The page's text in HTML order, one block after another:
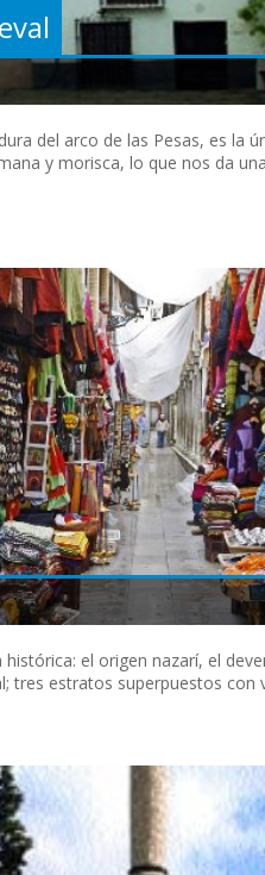
del arco de las Pesas, es la
y morisca, lo que nos da
el origen nazarí, el
tres estratos superpuestos